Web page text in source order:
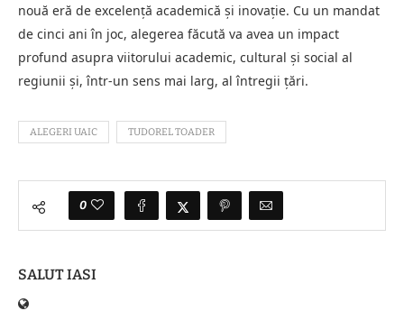
nouă eră de excelență academică și inovație. Cu un mandat
de cinci ani în joc, alegerea făcută va avea un impact
profund asupra viitorului academic, cultural și social al
regiunii și, într-un sens mai larg, al întregii țări.
ALEGERI UAIC TUDOREL TOADER
0
SALUT IASI